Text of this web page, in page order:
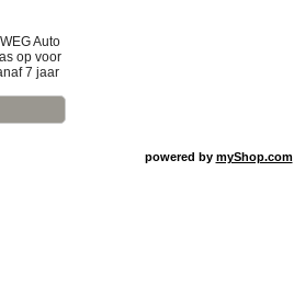
Auto
op voor
7 jaar
powered by myShop.com